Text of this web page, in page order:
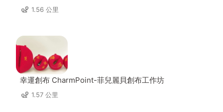
1.56 公里
幸運創布 CharmPoint-菲兒麗貝創布工作坊
1.57 公里